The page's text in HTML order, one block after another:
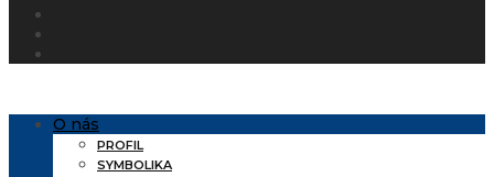
O nás
PROFIL
SYMBOLIKA